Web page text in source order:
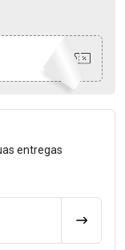
entregas